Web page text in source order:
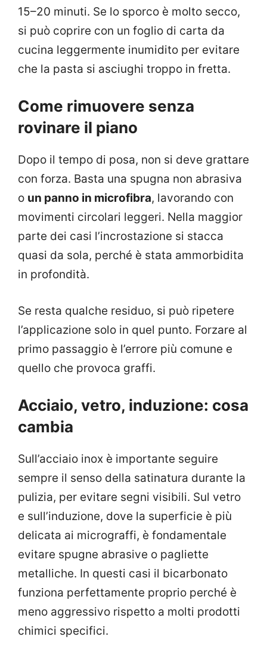
15–20 minuti. Se lo sporco è molto secco,
si può coprire con un foglio di carta da
cucina leggermente inumidito per evitare
che la pasta si asciughi troppo in fretta.
Come rimuovere senza
rovinare il piano
Dopo il tempo di posa, non si deve grattare
con forza. Basta una spugna non abrasiva
o un panno in microfibra, lavorando con
movimenti circolari leggeri. Nella maggior
parte dei casi l’incrostazione si stacca
quasi da sola, perché è stata ammorbidita
in profondità.
Se resta qualche residuo, si può ripetere
l’applicazione solo in quel punto. Forzare al
primo passaggio è l’errore più comune e
quello che provoca graffi.
Acciaio, vetro, induzione: cosa
cambia
Sull’acciaio inox è importante seguire
sempre il senso della satinatura durante la
pulizia, per evitare segni visibili. Sul vetro
e sull’induzione, dove la superficie è più
delicata ai micrograffi, è fondamentale
evitare spugne abrasive o pagliette
metalliche. In questi casi il bicarbonato
funziona perfettamente proprio perché è
meno aggressivo rispetto a molti prodotti
chimici specifici.